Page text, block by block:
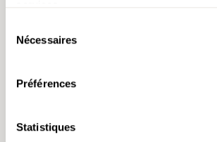
Nécessaires
Préférences
Statistiques
fois le cours d’eau atteint, l’altitude
le chemin mène tranquillement à
nom local de ce chemin populaire,
direction. Le chemin longe
la Fiescherwyssa et la